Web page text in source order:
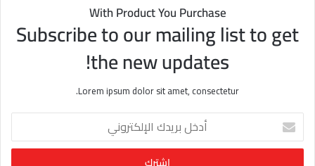
With Product You Purchase
Subscribe to our mailing list to get
the new updates!
Lorem ipsum dolor sit amet, consectetur.
خ